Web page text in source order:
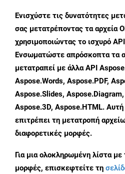
Ενισχύστε τις δυνατότητες
σας μετατρέποντας τα αρχεία
χρησιμοποιώντας το ισχυρό
Ενσωματώστε απρόσκοπτα τα
μετατραπεί με άλλα API
Aspose.Words, Aspose.PDF,
Aspose.Slides,
Aspose.3D, Aspose.HTML. Αυτή
επιτρέπει τη μετατροπή
διαφορετικές μορφές.
Για μια ολοκληρωμένη λίστα
μορφές, επισκεφτείτε τη